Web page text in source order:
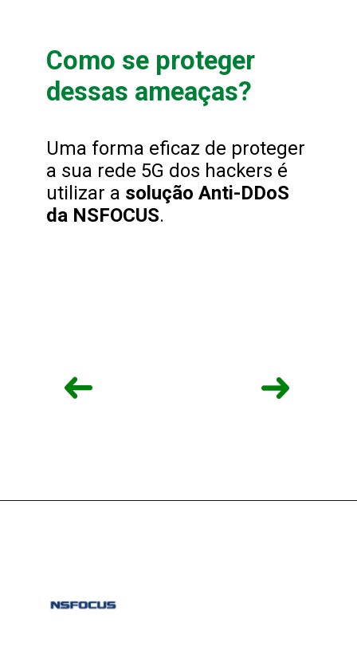
Como se proteger
dessas ameaças?
Uma forma eficaz de proteger
a sua rede 5G dos hackers é
utilizar a solução Anti-DDoS
da NSFOCUS.